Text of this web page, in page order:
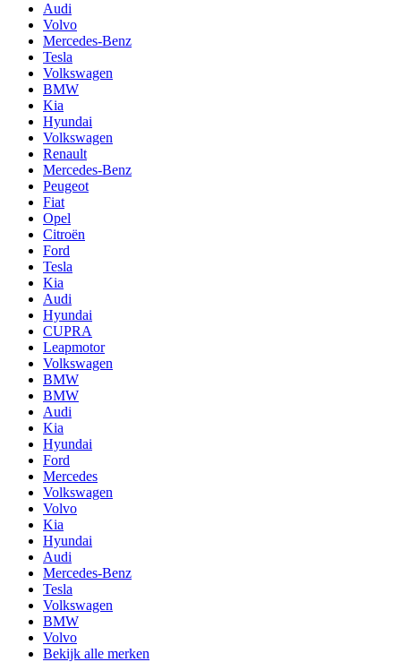
Audi
Volvo
Mercedes-Benz
Tesla
Volkswagen
BMW
Kia
Hyundai
Volkswagen
Renault
Mercedes-Benz
Peugeot
Fiat
Opel
Citroën
Ford
Tesla
Kia
Audi
Hyundai
CUPRA
Leapmotor
Volkswagen
BMW
BMW
Audi
Kia
Hyundai
Ford
Mercedes
Volkswagen
Volvo
Kia
Hyundai
Audi
Mercedes-Benz
Tesla
Volkswagen
BMW
Volvo
Bekijk alle merken